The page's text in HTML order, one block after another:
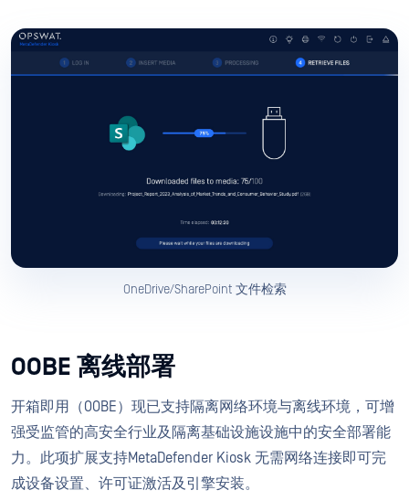
OneDrive/SharePoint 文件检索
OOBE 离线部署
开箱即用（OOBE）现已支持隔离网络环境与离线环境，可增
强受监管的高安全行业及隔离基础设施设施中的安全部署能
力。此项扩展支持MetaDefender Kiosk 无需网络连接即可完
成设备设置、许可证激活及引擎安装。